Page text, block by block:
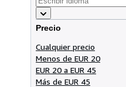
Precio
Cualquier precio
Menos de EUR 20
EUR 20 a EUR 45
Más de EUR 45